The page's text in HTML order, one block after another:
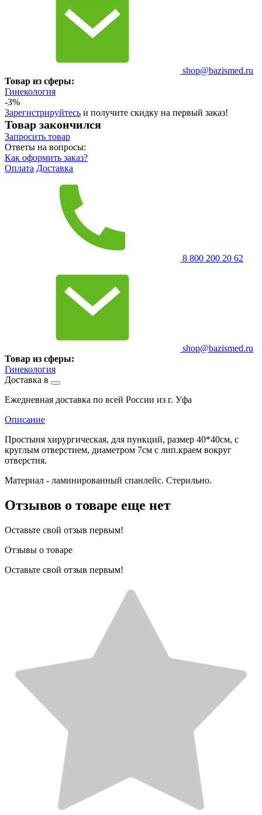
shop@bazismed.ru
Товар из сферы:
Гинекология
-3%
Зарегистрируйтесь и получите скидку на первый заказ!
Товар закончился
Запросить товар
Ответы на вопросы:
Как оформить заказ?
Оплата Доставка
8 800 200 20 62
shop@bazismed.ru
Товар из сферы:
Гинекология
Доставка в
Ежедневная доставка по всей России из г. Уфа
Описание
Простыня хирургическая, для пункций, размер 40*40см, с
круглым отверстием, диаметром 7см с лип.краем вокруг
отверстия.
Материал - ламинированный спанлейс. Стерильно.
Отзывов о товаре еще нет
Оставьте свой отзыв первым!
Отзывы о товаре
Оставьте свой отзыв первым!